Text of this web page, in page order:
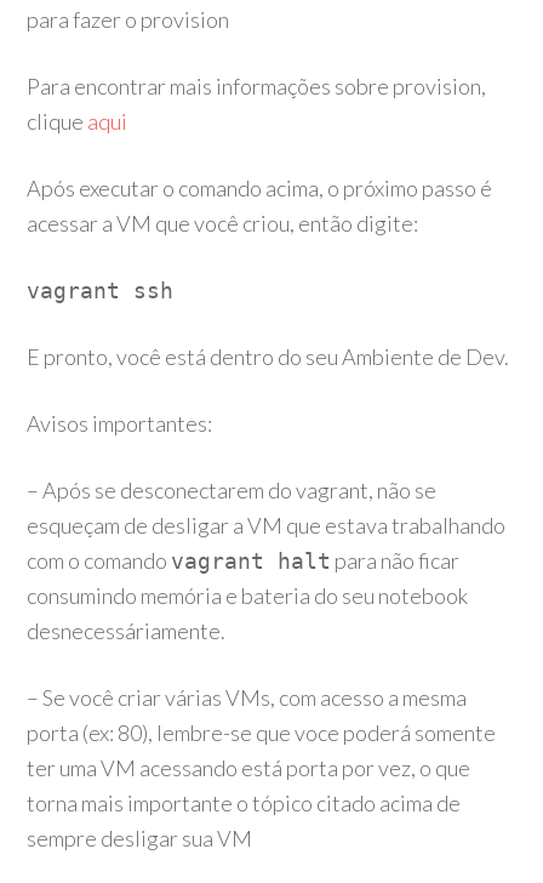
para fazer o provision
Para encontrar mais informações sobre provision,
clique aqui
Após executar o comando acima, o próximo passo é
acessar a VM que você criou, então digite:
vagrant ssh
E pronto, você está dentro do seu Ambiente de Dev.
Avisos importantes:
– Após se desconectarem do vagrant, não se
esqueçam de desligar a VM que estava trabalhando
com o comando vagrant halt para não ficar
consumindo memória e bateria do seu notebook
desnecessáriamente.
– Se você criar várias VMs, com acesso a mesma
porta (ex: 80), lembre-se que voce poderá somente
ter uma VM acessando está porta por vez, o que
torna mais importante o tópico citado acima de
sempre desligar sua VM